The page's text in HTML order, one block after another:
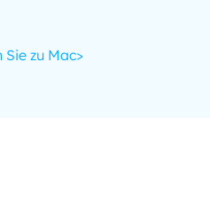
Sie zu Mac>